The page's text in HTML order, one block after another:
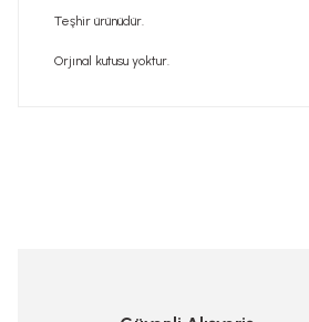
Teşhir ürünüdür.
Orjınal kutusu yoktur.